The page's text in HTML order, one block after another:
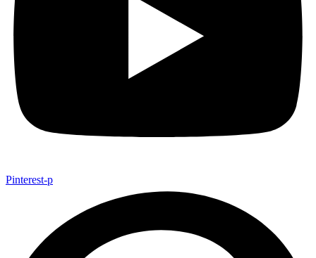
Pinterest-p